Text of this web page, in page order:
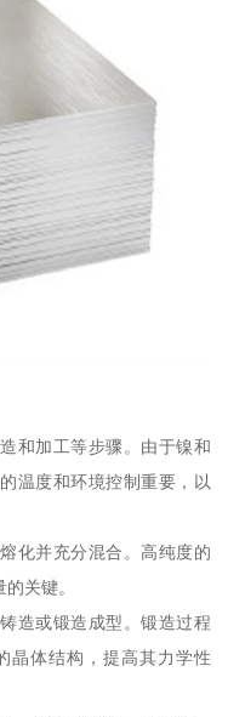
和加工等步骤。由于镍和
温度和环境控制重要，以
化并充分混合。高纯度的
关键。
造或锻造成型。锻造过程
晶体结构，提高其力学性